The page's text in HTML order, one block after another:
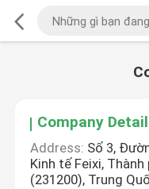
Company
Address: Số 3,
Kinh tế Feixi, Thành
(231200), Trung